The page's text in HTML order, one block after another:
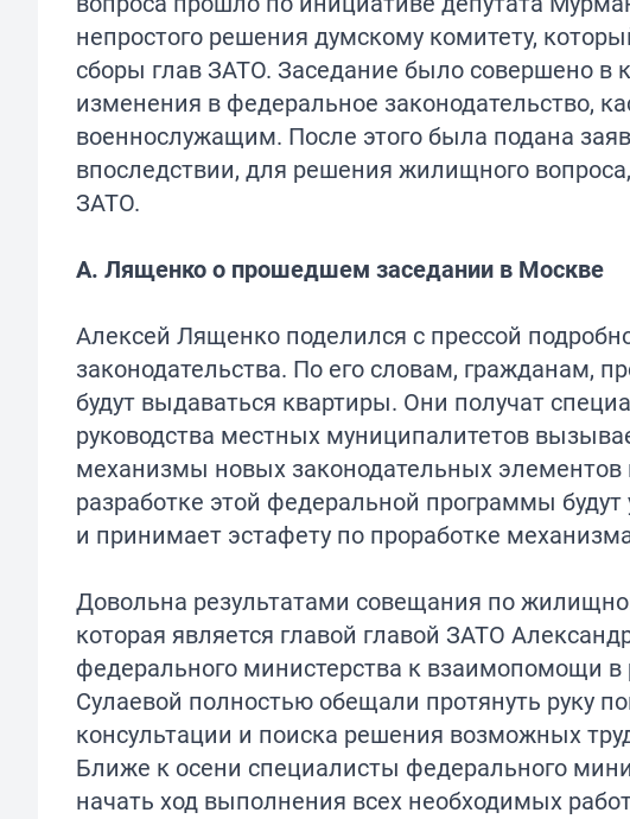
непростого решения думскому комитету,
сборы глав ЗАТО. Заседание было совершено в
изменения в федеральное законодательство,
военнослужащим. После этого была подана
впоследствии, для решения жилищного
ЗАТО.
А. Лященко о прошедшем заседании в Москве
Алексей Лященко поделился с прессой
законодательства. По его словам, гражданам,
будут выдаваться квартиры. Они получат
руководства местных муниципалитетов
механизмы новых законодательных
разработке этой федеральной программы
и принимает эстафету по проработке
Довольна результатами совещания по
которая является главой главой ЗАТО
федерального министерства к взаимопомощи в
Сулаевой полностью обещали протянуть руку
консультации и поиска решения возможных
Ближе к осени специалисты федерального
начать ход выполнения всех необходимых